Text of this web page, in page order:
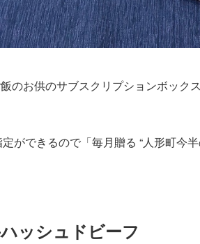
のお供のサブスクリプションボック
ができるので「毎月贈る “人形町今
ッシュドビーフ